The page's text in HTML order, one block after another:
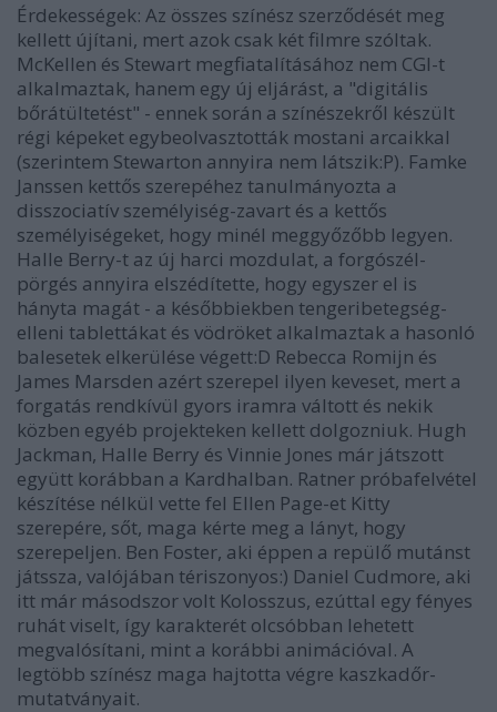
Érdekességek: Az összes színész szerződését meg
kellett újítani, mert azok csak két filmre szóltak.
McKellen és Stewart megfiatalításához nem CGI-t
alkalmaztak, hanem egy új eljárást, a "digitális
bőrátültetést" - ennek során a színészekről készült
régi képeket egybeolvasztották mostani arcaikkal
(szerintem Stewarton annyira nem látszik:P). Famke
Janssen kettős szerepéhez tanulmányozta a
disszociatív személyiség-zavart és a kettős
személyiségeket, hogy minél meggyőzőbb legyen.
Halle Berry-t az új harci mozdulat, a forgószél-
pörgés annyira elszédítette, hogy egyszer el is
hányta magát - a későbbiekben tengeribetegség-
elleni tablettákat és vödröket alkalmaztak a hasonló
balesetek elkerülése végett:D Rebecca Romijn és
James Marsden azért szerepel ilyen keveset, mert a
forgatás rendkívül gyors iramra váltott és nekik
közben egyéb projekteken kellett dolgozniuk. Hugh
Jackman, Halle Berry és Vinnie Jones már játszott
együtt korábban a Kardhalban. Ratner próbafelvétel
készítése nélkül vette fel Ellen Page-et Kitty
szerepére, sőt, maga kérte meg a lányt, hogy
szerepeljen. Ben Foster, aki éppen a repülő mutánst
játssza, valójában tériszonyos:) Daniel Cudmore, aki
itt már másodszor volt Kolosszus, ezúttal egy fényes
ruhát viselt, így karakterét olcsóbban lehetett
megvalósítani, mint a korábbi animációval. A
legtöbb színész maga hajtotta végre kaszkadőr-
mutatványait.